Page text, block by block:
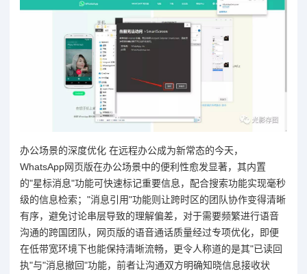
办公场景的深度优化 在远程办公成为新常态的今天，
WhatsApp网页版在办公场景中的便利性愈发显著，其内置
的"星标消息"功能可快速标记重要信息，配合搜索功能实现毫秒
级的信息检索；"消息引用"功能则让跨时区的团队协作变得清晰
有序，避免讨论串层导致的理解偏差，对于需要频繁进行语音
沟通的跨国团队，网页版的语音通话质量经过专项优化，即便
在低带宽环境下也能保持清晰流畅，更令人称道的是其"已读回
执"与"消息撤回"功能，前者让沟通双方明确知晓信息接收状